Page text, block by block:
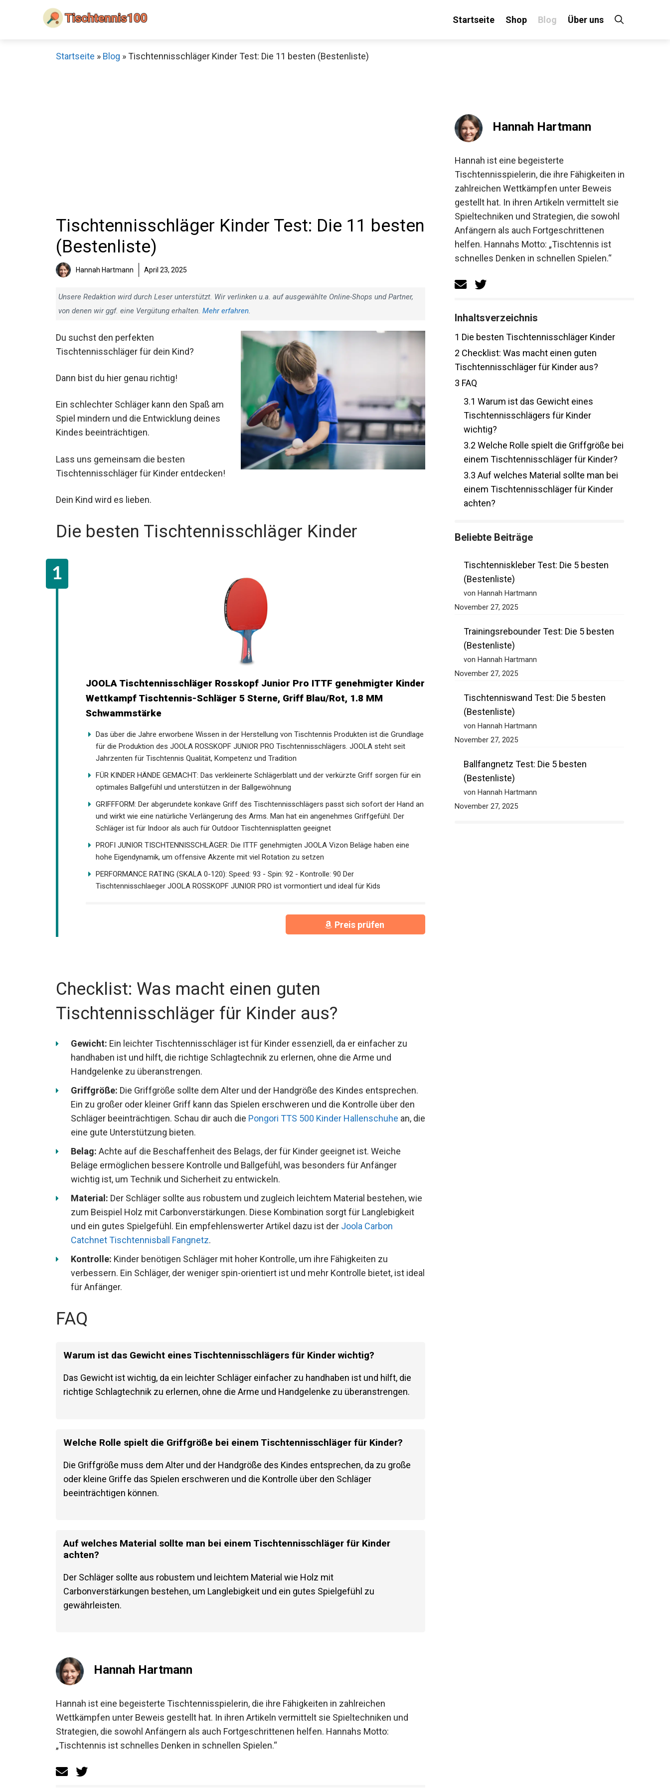
Startseite Shop Blog Über uns
Startseite » Blog »Tischtennisschläger Kinder Test: Die 11 besten (Bestenliste)
Tischtennisschläger Kinder Test: Die 11 besten
(Bestenliste)
Hannah Hartmann April 23, 2025
Unsere Redaktion wird durch Leser unterstützt. Wir verlinken u.a. auf ausgewählte Online-Shops und Partner,
von denen wir ggf. eine Vergütung erhalten. Mehr erfahren.
Du suchst den perfekten
Tischtennisschläger für dein Kind?
Dann bist du hier genau richtig!
Ein schlechter Schläger kann den Spaß am
Spiel mindern und die Entwicklung deines
Kindes beeinträchtigen.
Lass uns gemeinsam die besten
Tischtennisschläger für Kinder entdecken!
Dein Kind wird es lieben.
Die besten Tischtennisschläger Kinder
JOOLA Tischtennisschläger Rosskopf Junior Pro ITTF genehmigter
Kinder Wettkampf Tischtennis-Schläger 5 Sterne, Griff Blau/Rot, 1.8 MM
Schwammstärke
Das über die Jahre erworbene Wissen in der Herstellung von Tischtennis Produkten ist die
Grundlage für die Produktion des JOOLA ROSSKOPF JUNIOR PRO Tischtennisschlägers. JOOLA
steht seit Jahrzenten für Tischtennis Qualität, Kompetenz und Tradition
FÜR KINDER HÄNDE GEMACHT: Das verkleinerte Schlägerblatt und der verkürzte Griff sorgen für
ein optimales Ballgefühl und unterstützen in der Ballgewöhnung
GRIFFFORM: Der abgerundete konkave Griff des Tischtennisschlägers passt sich sofort der Hand
an und wirkt wie eine natürliche Verlängerung des Arms. Man hat ein angenehmes Griffgefühl. Der
Schläger ist für Indoor als auch für Outdoor Tischtennisplatten geeignet
PROFI JUNIOR TISCHTENNISSCHLÄGER: Die ITTF genehmigten JOOLA Vizon Beläge haben eine
hohe Eigendynamik, um offensive Akzente mit viel Rotation zu setzen
PERFORMANCE RATING (SKALA 0-120): Speed: 93 - Spin: 92 - Kontrolle: 90 Der
Tischtennisschlaeger JOOLA ROSSKOPF JUNIOR PRO ist vormontiert und ideal für Kids
Preis prüfen
Checklist: Was macht einen guten
Tischtennisschläger für Kinder aus?
Gewicht: Ein leichter Tischtennisschläger ist für Kinder essenziell, da er einfacher zu
handhaben ist und hilft, die richtige Schlagtechnik zu erlernen, ohne die Arme und
Handgelenke zu überanstrengen.
Griffgröße: Die Griffgröße sollte dem Alter und der Handgröße des Kindes entsprechen.
Ein zu großer oder kleiner Griff kann das Spielen erschweren und die Kontrolle über den
Schläger beeinträchtigen. Schau dir auch die Pongori TTS 500 Kinder Hallenschuhe an,
die eine gute Unterstützung bieten.
Belag: Achte auf die Beschaffenheit des Belags, der für Kinder geeignet ist. Weiche
Beläge ermöglichen bessere Kontrolle und Ballgefühl, was besonders für Anfänger
wichtig ist, um Technik und Sicherheit zu entwickeln.
Material: Der Schläger sollte aus robustem und zugleich leichtem Material bestehen,
wie zum Beispiel Holz mit Carbonverstärkungen. Diese Kombination sorgt für
Langlebigkeit und ein gutes Spielgefühl. Ein empfehlenswerter Artikel dazu ist der
Carbon Catchnet Tischtennisball Fangnetz
Kontrolle: Kinder benötigen Schläger mit hoher Kontrolle, um ihre Fähigkeiten zu
verbessern. Ein Schläger, der weniger spin-orientiert ist und mehr Kontrolle bietet, ist
ideal für Anfänger.
FAQ
Warum ist das Gewicht eines Tischtennisschlägers für Kinder wichtig?
Das Gewicht ist wichtig, da ein leichter Schläger einfacher zu handhaben ist und hilft, die
richtige Schlagtechnik zu erlernen, ohne die Arme und Handgelenke zu überanstrengen.
Welche Rolle spielt die Griffgröße bei einem Tischtennisschläger für Kinder?
Die Griffgröße muss dem Alter und der Handgröße des Kindes entsprechen, da zu große
oder kleine Griffe das Spielen erschweren und die Kontrolle über den Schläger
beeinträchtigen können.
Auf welches Material sollte man bei einem Tischtennisschläger für Kinder
achten?
Der Schläger sollte aus robustem und leichtem Material wie Holz mit
Carbonverstärkungen bestehen, um Langlebigkeit und ein gutes Spielgefühl zu
gewährleisten.
Hannah Hartmann
Hannah ist eine begeisterte Tischtennisspielerin, die ihre Fähigkeiten in zahlreichen
Wettkämpfen unter Beweis gestellt hat. In ihren Artikeln vermittelt sie Spieltechniken und
Strategien, die sowohl Anfängern als auch Fortgeschrittenen helfen. Hannahs Motto:
„Tischtennis ist schnelles Denken in schnellen Spielen.“
Hannah Hartmann
Hannah ist eine begeisterte
Tischtennisspielerin, die ihre Fähigkeiten in
zahlreichen Wettkämpfen unter Beweis
gestellt hat. In ihren Artikeln vermittelt sie
Spieltechniken und Strategien, die sowohl
Anfängern als auch Fortgeschrittenen
helfen. Hannahs Motto: „Tischtennis ist
schnelles Denken in schnellen Spielen.“
Inhaltsverzeichnis
Die besten Tischtennisschläger Kinder
Checklist: Was macht einen guten
Tischtennisschläger für Kinder aus?
FAQ
3.1Warum ist das Gewicht eines
Tischtennisschlägers für Kinder
wichtig?
3.2Welche Rolle spielt die Griffgröße
bei einem Tischtennisschläger für
Kinder?
3.3Auf welches Material sollte man bei
einem Tischtennisschläger für Kinder
Tischtenniskleber Test: Die 5 besten
(Bestenliste)
von Hannah Hartmann
Trainingsrebounder Test: Die 5 besten
(Bestenliste)
von Hannah Hartmann
Tischtenniswand Test: Die 5 besten
(Bestenliste)
von Hannah Hartmann
Ballfangnetz Test: Die 5 besten
(Bestenliste)
von Hannah Hartmann
Schaue dir jetzt die meistverkauften Produkte im Sale bei Decathlon an!